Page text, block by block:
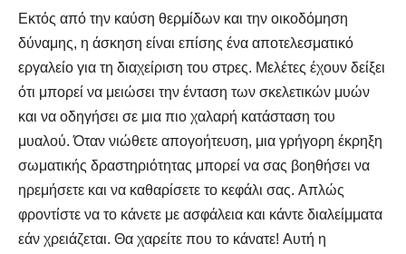
Εκτός από την καύση θερμίδων και την οικοδόμηση
δύναμης, η άσκηση είναι επίσης ένα αποτελεσματικό
εργαλείο για τη διαχείριση του στρες. Μελέτες έχουν δείξει
ότι μπορεί να μειώσει την ένταση των σκελετικών μυών
και να οδηγήσει σε μια πιο χαλαρή κατάσταση του
μυαλού. Όταν νιώθετε απογοήτευση, μια γρήγορη έκρηξη
σωματικής δραστηριότητας μπορεί να σας βοηθήσει να
ηρεμήσετε και να καθαρίσετε το κεφάλι σας. Απλώς
φροντίστε να το κάνετε με ασφάλεια και κάντε διαλείμματα
εάν χρειάζεται. Θα χαρείτε που το κάνατε! Αυτή η